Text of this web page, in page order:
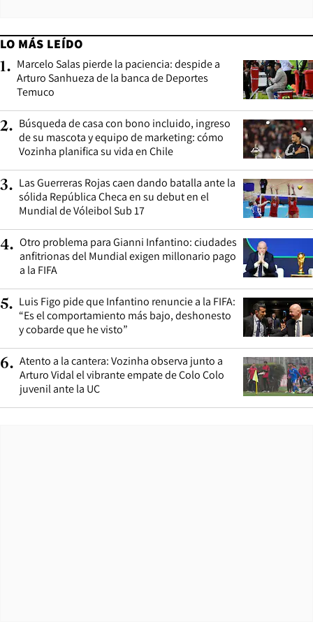
LO MÁS LEÍDO
1. Marcelo Salas pierde la paciencia: despide a
Arturo Sanhueza de la banca de Deportes
Temuco
2. Búsqueda de casa con bono incluido, ingreso
de su mascota y equipo de marketing: cómo
Vozinha planifica su vida en Chile
3. Las Guerreras Rojas caen dando batalla ante la
sólida República Checa en su debut en el
Mundial de Vóleibol Sub 17
4. Otro problema para Gianni Infantino: ciudades
anfitrionas del Mundial exigen millonario pago
a la FIFA
5. Luis Figo pide que Infantino renuncie a la FIFA:
“Es el comportamiento más bajo, deshonesto
y cobarde que he visto”
6. Atento a la cantera: Vozinha observa junto a
Arturo Vidal el vibrante empate de Colo Colo
juvenil ante la UC